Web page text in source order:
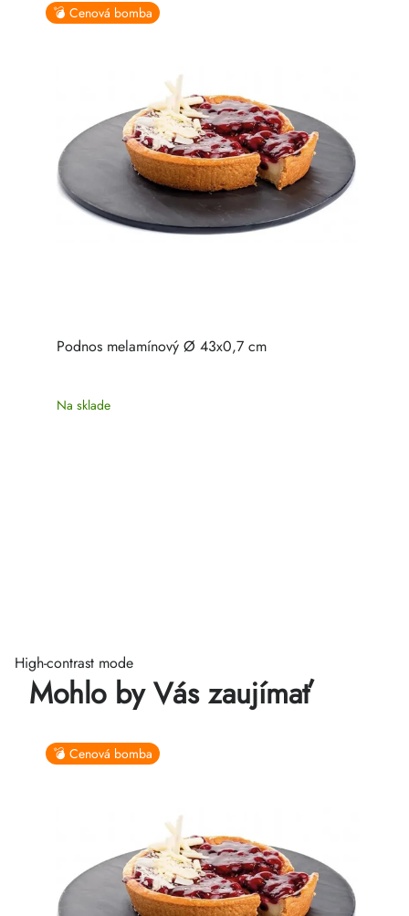
💣 Cenová bomba
Podnos melamínový Ø 43x0,7 cm
Na sklade
High-contrast mode
Mohlo by Vás zaujímať
💣 Cenová bomba